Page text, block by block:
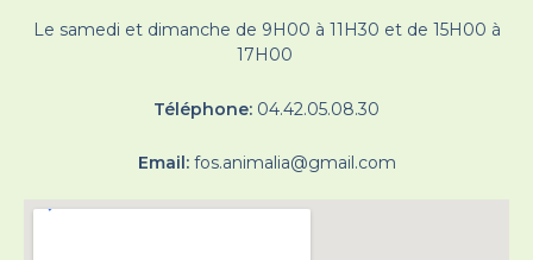
Le samedi et dimanche de 9H00 à 11H30 et de 15H00 à
17H00
Téléphone: 04.42.05.08.30
Email: fos.animalia@gmail.com